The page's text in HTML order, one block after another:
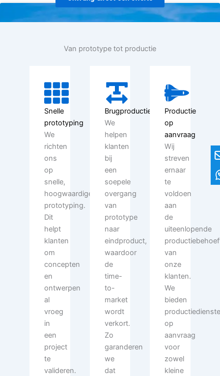
Lucht- en ruimtevaart
Van prototype tot productie
Snelle
prototyping
We
richten
ons
op
snelle,
hoogwaardige
prototyping.
Dit
helpt
klanten
om
concepten
en
ontwerpen
al
vroeg
in
een
project
te
valideren.
Brugproductie
We
helpen
klanten
bij
een
soepele
overgang
van
prototype
naar
eindproduct,
waardoor
de
time-
to-
market
wordt
verkort.
Zo
garanderen
we
dat
Productie
op
aanvraag
Wij
streven
ernaar
te
voldoen
aan
de
uiteenlopende
van
onze
klanten.
We
bieden
op
aanvraag
voor
zowel
kleine